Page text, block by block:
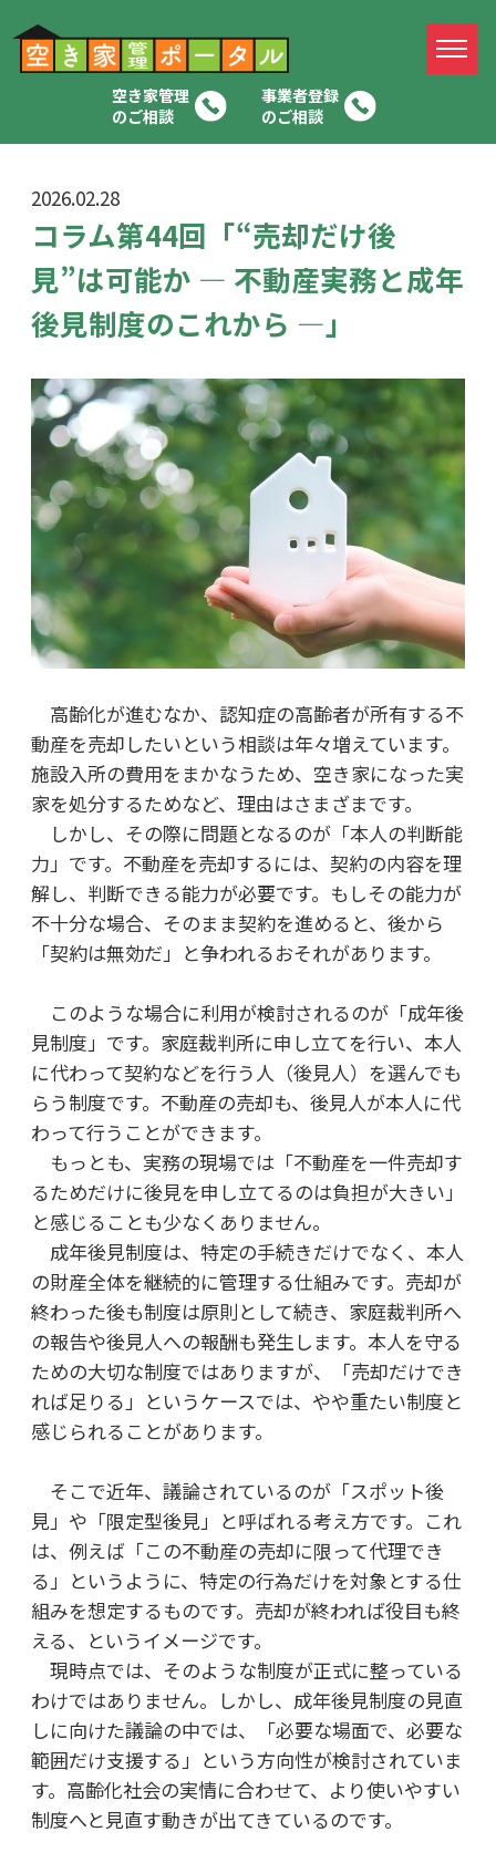
空き家管理
のご相談
事業者登録
のご相談
2026.02.28
コラム第44回「“売却だけ後
見”は可能か ― 不動産実務と成年
後見制度のこれから ―」
高齢化が進むなか、認知症の高齢者が所有する不
動産を売却したいという相談は年々増えています。
施設入所の費用をまかなうため、空き家になった実
家を処分するためなど、理由はさまざまです。
しかし、その際に問題となるのが「本人の判断能
力」です。不動産を売却するには、契約の内容を理
解し、判断できる能力が必要です。もしその能力が
不十分な場合、そのまま契約を進めると、後から
「契約は無効だ」と争われるおそれがあります。
このような場合に利用が検討されるのが「成年後
見制度」です。家庭裁判所に申し立てを行い、本人
に代わって契約などを行う人（後見人）を選んでも
らう制度です。不動産の売却も、後見人が本人に代
わって行うことができます。
もっとも、実務の現場では「不動産を一件売却す
るためだけに後見を申し立てるのは負担が大きい」
と感じることも少なくありません。
成年後見制度は、特定の手続きだけでなく、本人
の財産全体を継続的に管理する仕組みです。売却が
終わった後も制度は原則として続き、家庭裁判所へ
の報告や後見人への報酬も発生します。本人を守る
ための大切な制度ではありますが、「売却だけでき
れば足りる」というケースでは、やや重たい制度と
感じられることがあります。
そこで近年、議論されているのが「スポット後
見」や「限定型後見」と呼ばれる考え方です。これ
は、例えば「この不動産の売却に限って代理でき
る」というように、特定の行為だけを対象とする仕
組みを想定するものです。売却が終われば役目も終
える、というイメージです。
現時点では、そのような制度が正式に整っている
わけではありません。しかし、成年後見制度の見直
しに向けた議論の中では、「必要な場面で、必要な
範囲だけ支援する」という方向性が検討されていま
す。高齢化社会の実情に合わせて、より使いやすい
制度へと見直す動きが出てきているのです。